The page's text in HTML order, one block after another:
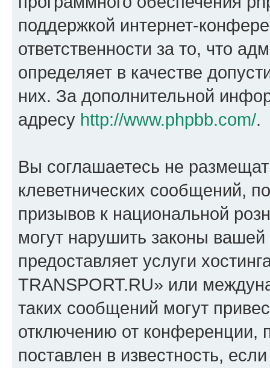
поддержкой интернет-
ответственности за то, что
определяет в качестве
них. За дополнительной
адресу http://www.phpbb.com/.
Вы соглашаетесь не
клеветнических сообщений,
призывов к национальной
могут нарушить законы
предоставляет услуги
TRANSPORT.RU» или
таких сообщений могут
отключению от конференции,
поставлен в известность,